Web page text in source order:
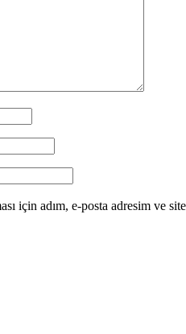
için adım, e-posta adresim ve